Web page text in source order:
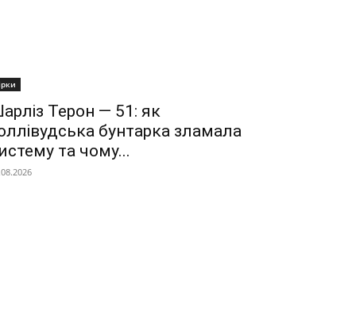
Терон — 51: як
бунтарка зламала
та чому...